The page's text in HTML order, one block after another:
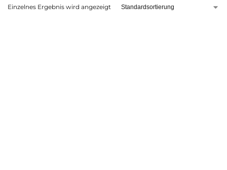
Einzelnes Ergebnis wird angezeigt